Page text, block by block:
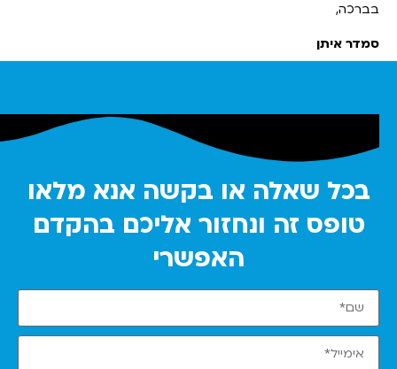
בברכה,
סמדר איתן
בכל שאלה או בקשה אנא מלאו
טופס זה ונחזור אליכם בהקדם
האפשרי